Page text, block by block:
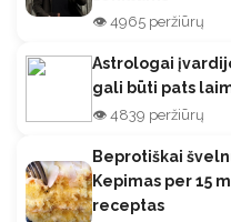
👁️ 4965 peržiūrų
Astrologai
gali būti pats
👁️ 4839 peržiūrų
Beprotiškai
Kepimas per 15
receptas